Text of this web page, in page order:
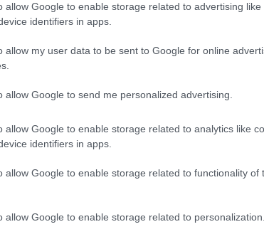
allow Google to enable storage related to advertising like
identifiers in apps.
allow my user data to be sent to Google for online
allow Google to send me personalized advertising.
allow Google to enable storage related to analytics like
identifiers in apps.
allow Google to enable storage related to functionality of
allow Google to enable storage related to personalization.
della pandemia, che ha contribuito
in prodotti digitali e tecnologie varie. Le
del business, infatti, hanno
e incrementato la domanda di
a scoprire nuove aree riguardo al
aziendale e alla promozione del
aver incrementato gli investimenti in
da Covid-19 per diverse esigenze:
servizi (62%), adeguarsi alle nuove